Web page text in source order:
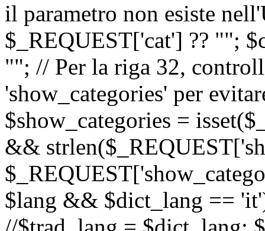
il parametro non esiste
$_REQUEST['cat'] ?? "";
""; // Per la riga 32,
'show_categories' per
$show_categories =
&&
$lang && $dict_lang ==